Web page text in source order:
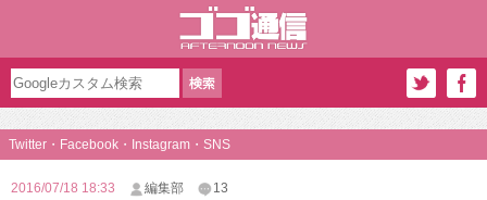
Twitter・Facebook・Instagram・SNS
2016/07/18 18:33 編集部 13